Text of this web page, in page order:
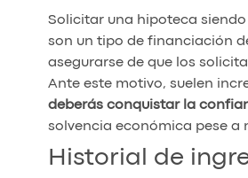
Solicitar una hipoteca
son un tipo de financiación
asegurarse de que los
Ante este motivo, suelen
deberás conquistar la
solvencia económica pese a
Historial de